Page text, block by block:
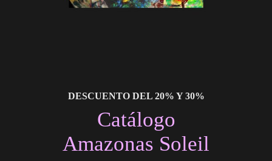
DESCUENTO DEL 20% Y 30%
Catálogo
Amazonas Soleil